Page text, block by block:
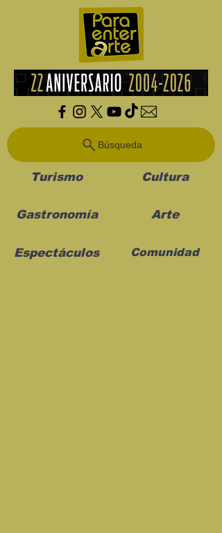
Búsqueda
Turismo Cultura
Gastronomía Arte
Espectáculos Comunidad